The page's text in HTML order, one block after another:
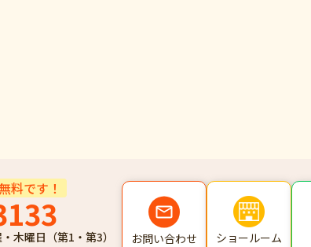
料です！
木曜日（第1・第3） お問い合わせ ショールーム